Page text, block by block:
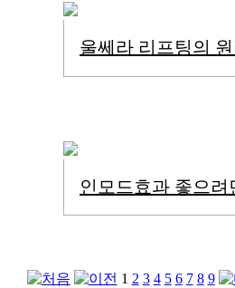
1 2 3 4 5 6 7 8 9